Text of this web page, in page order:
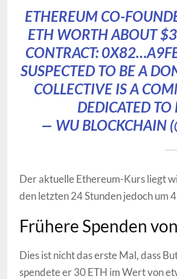
ETHEREUM CO-
ETH WORTH ABOUT
CONTRACT:
SUSPECTED TO BE A
COLLECTIVE IS A
DEDICATED
— WU BLOCKCHAIN
Der aktuelle Ethereum-Kurs liegt
den letzten 24 Stunden jedoch um
Frühere Spenden
Dies ist nicht das erste Mal, dass
spendete er 30 ETH im Wert von